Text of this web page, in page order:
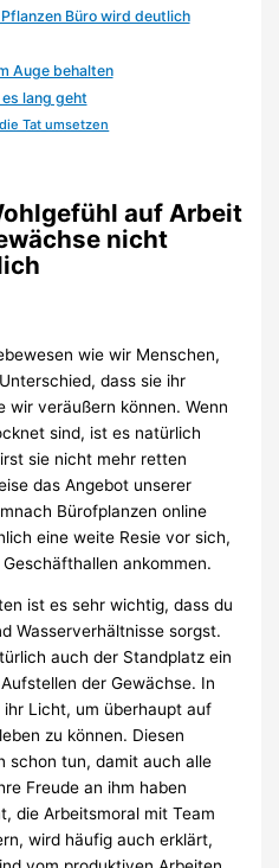
Büro wird deutlich
Auge behalten
lang geht
Tat umsetzen
auf Arbeit
nicht
wie wir Menschen,
dass sie ihr
wir veräußern können. Wenn
sind, ist es natürlich
sie nicht mehr retten
das Angebot unserer
Bürofplanzen online
eine weite Resie vor sich,
ankommen.
ist es sehr wichtig, dass du
Wasserverhältnisse sorgst.
auch der Standplatz ein
der Gewächse. In
Licht, um überhaupt auf
zu können. Diesen
schon tun, damit auch alle
Freude an ihm haben
die Arbeitsmoral mit Team
wird häufig auch erklärt,